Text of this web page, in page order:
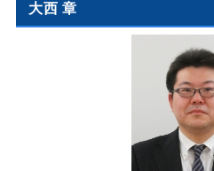
大西 章